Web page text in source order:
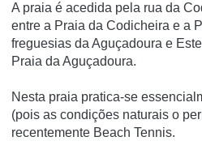
A praia é acedida pela rua da
entre a Praia da Codicheira e a
freguesias da Aguçadoura e
Praia da Aguçadoura.
Nesta praia pratica-se
(pois as condições naturais o
recentemente Beach Tennis.